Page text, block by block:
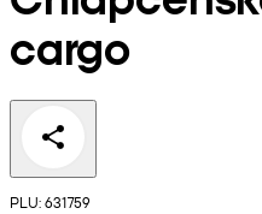
cargo
PLU: 631759